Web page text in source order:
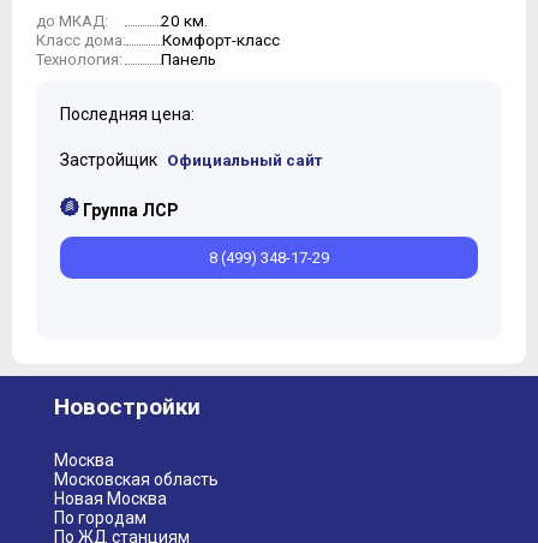
до МКАД: 20 км.
Класс дома: Комфорт-класс
Технология: Панель
Последняя цена:
Застройщик Официальный сайт
Группа ЛСР
8 (499) 348-17-29
Новостройки
Москва
Московская область
Новая Москва
По городам
По ЖД станциям